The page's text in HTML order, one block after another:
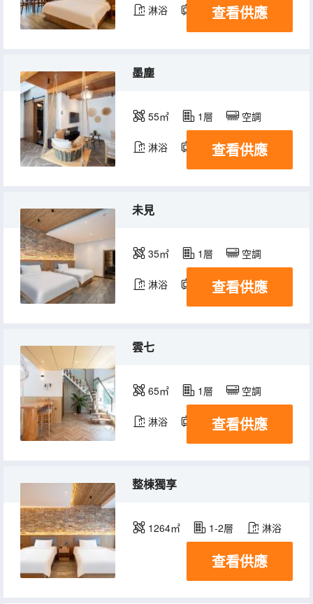
淋浴 電視機
查看供應
墨塵
55㎡ 1層 空調
淋浴 電視機
查看供應
未見
35㎡ 1層 空調
淋浴 電視機
查看供應
雲七
65㎡ 1層 空調
淋浴 電視機
查看供應
整棟獨享
1264㎡ 1-2層 淋浴
查看供應